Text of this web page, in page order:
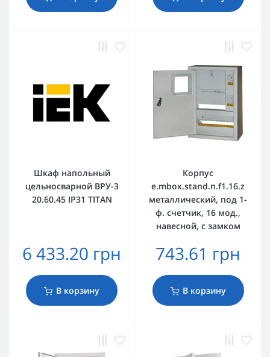
Шкаф напольный
цельносварной ВРУ-3
20.60.45 IP31 TITAN
6 433.20 грн
В корзину
Корпус
e.mbox.stand.n.f1.16.z
металлический, под 1-
ф. счетчик, 16 мод.,
навесной, с замком
743.61 грн
В корзину